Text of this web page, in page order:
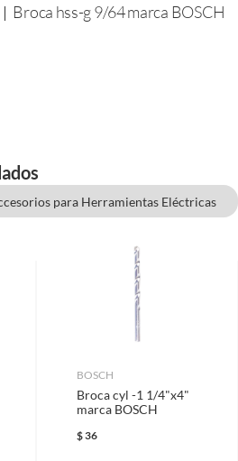
Broca hss-g 9/64 marca BOSCH
para Herramientas Eléctricas
Rondanas de Metal
BOSCH
Broca cyl -1 1/4"x4"
marca BOSCH
$36